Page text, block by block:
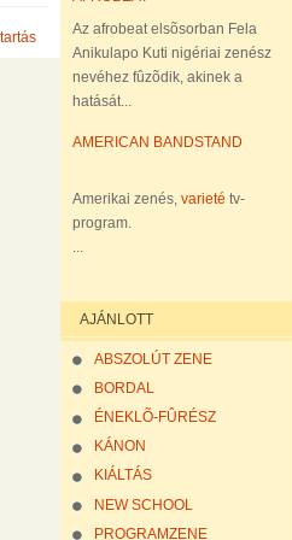
Az afrobeat elsõsorban Fela
Anikulapo Kuti nigériai zenész
nevéhez fûzõdik, akinek a
hatását...
AMERICAN BANDSTAND
Amerikai zenés, varieté tv-
program.
...
AJÁNLOTT
ABSZOLÚT ZENE
BORDAL
ÉNEKLÕ-FÛRÉSZ
KÁNON
KIÁLTÁS
NEW SCHOOL
PROGRAMZENE